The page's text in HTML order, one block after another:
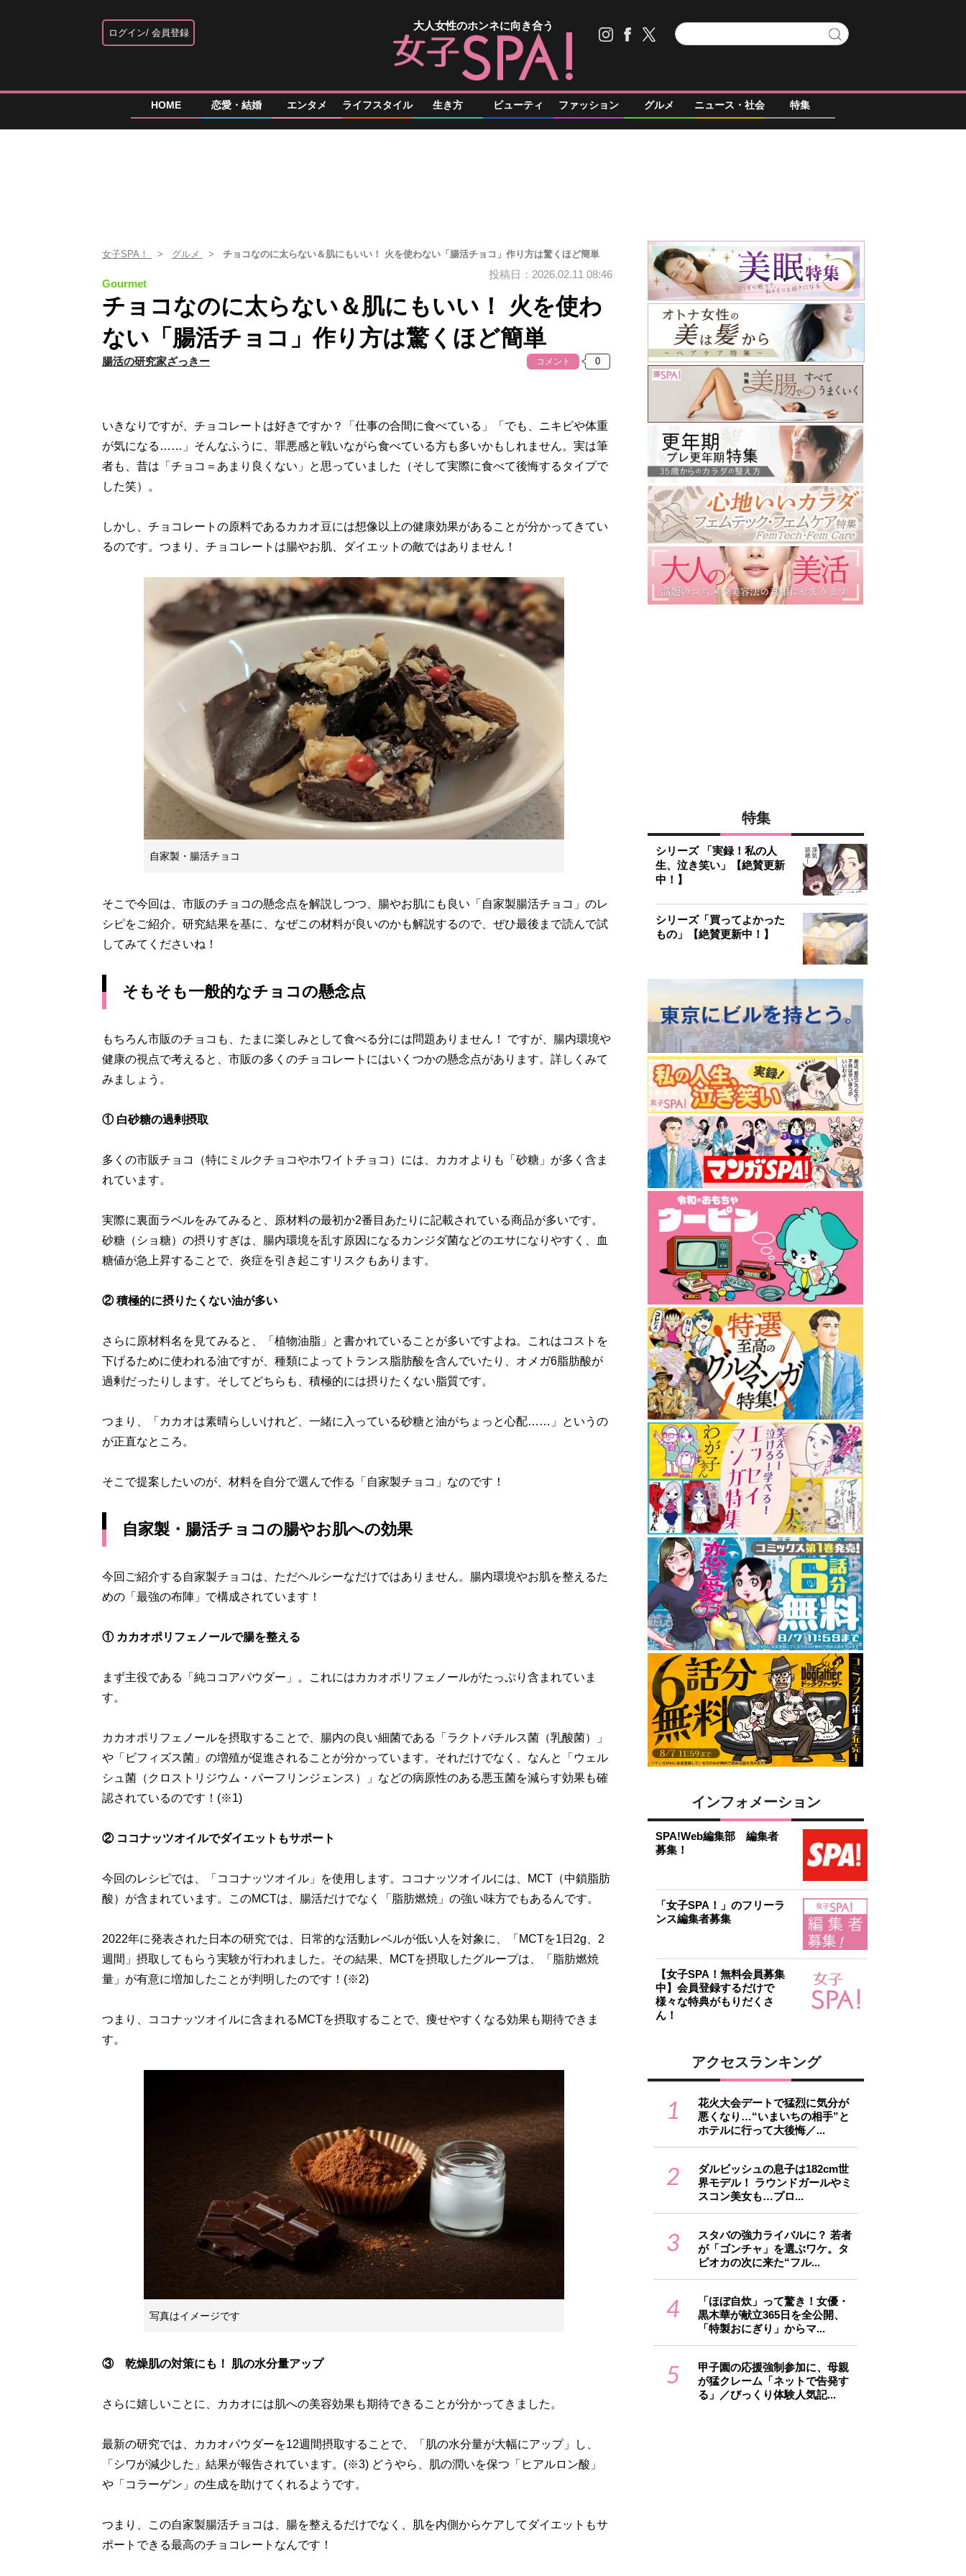
ログイン 会員登録
大人女性のホンネに向き合う
HOME 恋愛・結婚 エンタメ ライフスタイル 生き方 ビューティ ファッション グルメ ニュース・社会 特集
女子SPA！ グルメ チョコなのに太らない＆肌にもいい！ 火を使わない「腸活チョコ」作り方は驚くほど簡単
Gourmet
投稿日：2026.02.11 08:46
チョコなのに太らない＆肌にもいい！ 火を使わ
ない「腸活チョコ」作り方は驚くほど簡単
腸活の研究家ざっきー コメント
いきなりですが、チョコレートは好きですか？「仕事の合間に食べている」「でも、ニキビや体重
が気になる……」そんなふうに、罪悪感と戦いながら食べている方も多いかもしれません。実は筆
者も、昔は「チョコ＝あまり良くない」と思っていました（そして実際に食べて後悔するタイプで
した笑）。
しかし、チョコレートの原料であるカカオ豆には想像以上の健康効果があることが分かってきてい
るのです。つまり、チョコレートは腸やお肌、ダイエットの敵ではありません！
自家製・腸活チョコ
そこで今回は、市販のチョコの懸念点を解説しつつ、腸やお肌にも良い「自家製腸活チョコ」のレ
シピをご紹介。研究結果を基に、なぜこの材料が良いのかも解説するので、ぜひ最後まで読んで試
してみてくださいね！
そもそも一般的なチョコの懸念点
もちろん市販のチョコも、たまに楽しみとして食べる分には問題ありません！ ですが、腸内環境や
健康の視点で考えると、市販の多くのチョコレートにはいくつかの懸念点があります。詳しくみて
みましょう。
① 白砂糖の過剰摂取
多くの市販チョコ（特にミルクチョコやホワイトチョコ）には、カカオよりも「砂糖」が多く含ま
れています。
実際に裏面ラベルをみてみると、原材料の最初か2番目あたりに記載されている商品が多いです。
砂糖（ショ糖）の摂りすぎは、腸内環境を乱す原因になるカンジダ菌などのエサになりやすく、血
糖値が急上昇することで、炎症を引き起こすリスクもあります。
② 積極的に摂りたくない油が多い
さらに原材料名を見てみると、「植物油脂」と書かれていることが多いですよね。これはコストを
下げるために使われる油ですが、種類によってトランス脂肪酸を含んでいたり、オメガ6脂肪酸が
過剰だったりします。そしてどちらも、積極的には摂りたくない脂質です。
つまり、「カカオは素晴らしいけれど、一緒に入っている砂糖と油がちょっと心配……」というの
が正直なところ。
そこで提案したいのが、材料を自分で選んで作る「自家製チョコ」なのです！
自家製・腸活チョコの腸やお肌への効果
今回ご紹介する自家製チョコは、ただヘルシーなだけではありません。腸内環境やお肌を整えるた
めの「最強の布陣」で構成されています！
① カカオポリフェノールで腸を整える
まず主役である「純ココアパウダー」。これにはカカオポリフェノールがたっぷり含まれていま
す。
カカオポリフェノールを摂取することで、腸内の良い細菌である「ラクトバチルス菌（乳酸菌）」
や「ビフィズス菌」の増殖が促進されることが分かっています。それだけでなく、なんと「ウェル
シュ菌（クロストリジウム・パーフリンジェンス）」などの病原性のある悪玉菌を減らす効果も確
認されているのです！(※1)
② ココナッツオイルでダイエットもサポート
今回のレシピでは、「ココナッツオイル」を使用します。ココナッツオイルには、MCT（中鎖脂肪
酸）が含まれています。このMCTは、腸活だけでなく「脂肪燃焼」の強い味方でもあるんです。
2022年に発表された日本の研究では、日常的な活動レベルが低い人を対象に、「MCTを1日2g、2
週間」摂取してもらう実験が行われました。その結果、MCTを摂取したグループは、「脂肪燃焼
量」が有意に増加したことが判明したのです！(※2)
つまり、ココナッツオイルに含まれるMCTを摂取することで、痩せやすくなる効果も期待できま
す。
写真はイメージです
③ 乾燥肌の対策にも！ 肌の水分量アップ
さらに嬉しいことに、カカオには肌への美容効果も期待できることが分かってきました。
最新の研究では、カカオパウダーを12週間摂取することで、「肌の水分量が大幅にアップ」し、
「シワが減少した」結果が報告されています。(※3) どうやら、肌の潤いを保つ「ヒアルロン酸」
や「コラーゲン」の生成を助けてくれるようです。
つまり、この自家製腸活チョコは、腸を整えるだけでなく、肌を内側からケアしてダイエットもサ
ポートできる最高のチョコレートなんです！
特集
シリーズ 「実録！私の人
生、泣き笑い」【絶賛更新
中！】
シリーズ「買ってよかった
もの」【絶賛更新中！】
インフォメーション
SPA!Web編集部 編集者
募集！
「女子SPA！」のフリーラ
ンス編集者募集
【女子SPA！無料会員募集
中】会員登録するだけで
様々な特典がもりだくさ
ん！
アクセスランキング
1
花火大会デートで猛烈に気分が
悪くなり…“いまいちの相手”と
ホテルに行って大後悔／...
2
ダルビッシュの息子は182cm世
界モデル！ ラウンドガールやミ
スコン美女も…プロ...
3
スタバの強力ライバルに？ 若者
が「ゴンチャ」を選ぶワケ。タ
ピオカの次に来た“フル...
4
「ほぼ自炊」って驚き！女優・
黒木華が献立365日を全公開、
「特製おにぎり」からマ...
5
甲子園の応援強制参加に、母親
が猛クレーム「ネットで告発す
る」／びっくり体験人気記...